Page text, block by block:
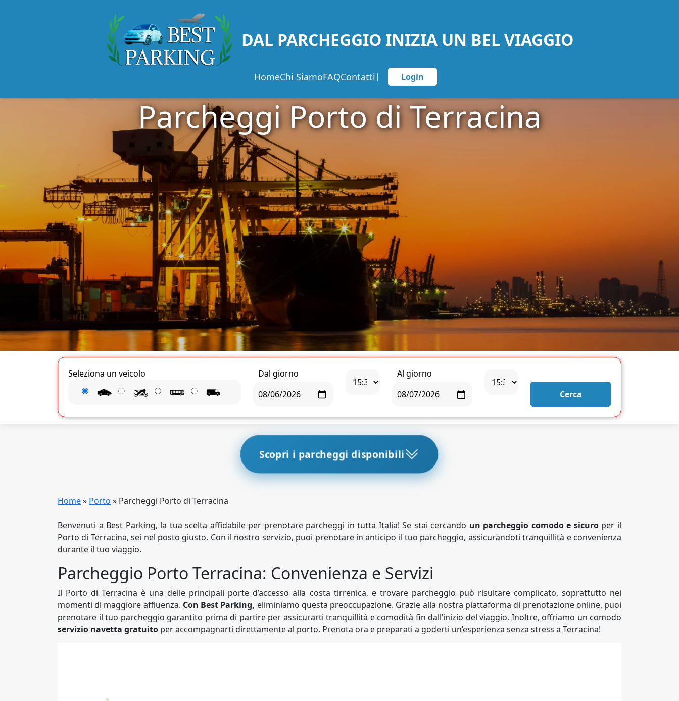
DAL PARCHEGGIO INIZIA UN BEL VIAGGIO
HomeChi SiamoFAQContatti| Login
Parcheggi Porto di Terracina
Seleziona un veicolo Dal giorno
Al giorno
Cerca
Scopri i parcheggi disponibili
Home» Porto » Parcheggi Porto di Terracina
Benvenuti a Best Parking, la tua scelta affidabile per prenotare parcheggi in tutta Italia! Se stai cercando un parcheggio comodo e sicuroper il
Porto di Terracina, sei nel posto giusto. Con il nostro servizio, puoi prenotare in anticipo il tuo parcheggio, assicurandoti tranquillità e convenienza
durante il tuo viaggio.
Parcheggio Porto Terracina: Convenienza e Servizi
Il Porto di Terracina è una delle principali porte d’accesso alla costa tirrenica, e trovare parcheggio può risultare complicato, soprattutto nei
momenti di maggiore affluenza. Con Best Parking, eliminiamo questa preoccupazione. Grazie alla nostra piattaforma di prenotazione online, puoi
prenotare il tuo parcheggio garantito prima di partire per assicurarti tranquillità e comodità fin dall’inizio del viaggio. Inoltre, offriamo un comodo
servizio navetta gratuito per accompagnarti direttamente al porto. Prenota ora e preparati a goderti un’esperienza senza stress a Terracina!